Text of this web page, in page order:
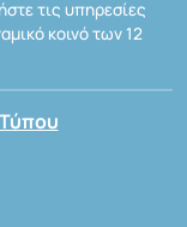
τις υπηρεσίες
κοινό των 12